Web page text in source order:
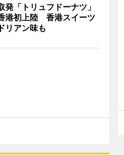
発「トリュフドーナツ」
港初上陸 香港スイーツ
リアン味も